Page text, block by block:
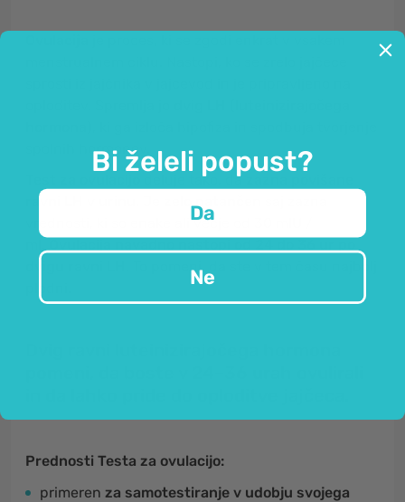
spolnih hormonov.
deluje tako, da
ravni LH v urinu.
zelo natančen
vrednosti, ki so enake ali večje od 30 mlU /
To pomeni, da ste v tem času najbolj
Prednosti Testa za ovulacijo:
primeren za samotestiranje v udobju svojega
Bi želeli popust?
Da
Ne